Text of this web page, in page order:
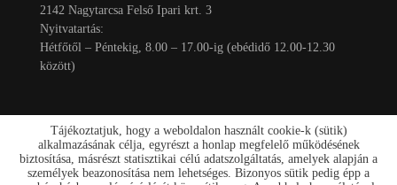
2142 Nagytarcsa Felső Ipari krt. 3
Nyitvatartás:
Hétfőtől – Péntekig, 8.00 – 17.00-ig (ebédidő 12.00-12.30
között)
Kapcsolat
Tájékoztatjuk, hogy a weboldalon használt cookie-k (sütik)
alkalmazásának célja, egyrészt a honlap megfelelő működésének
biztosítása, másrészt statisztikai célú adatszolgáltatás, amelyek alapján a
személyek beazonosítása nem lehetséges. Bizonyos sütik pedig épp a